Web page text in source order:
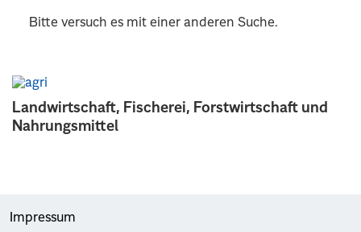
Landwirtschaft, Fischerei, Forstwirtschaft und
Nahrungsmittel
Bitte versuch es mit einer anderen Suche.
Impressum